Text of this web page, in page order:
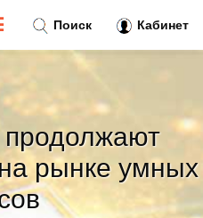
рынке умных
Поиск Кабинет